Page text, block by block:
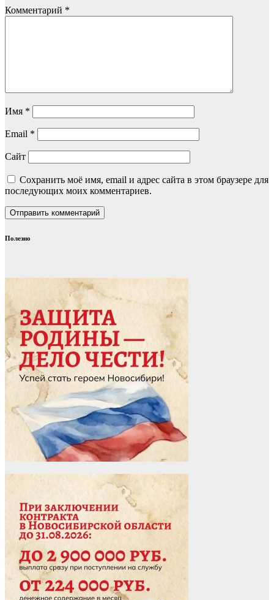
Комментарий *
Имя *
Email *
Сайт
Сохранить моё имя, email и адрес сайта в этом браузере для
последующих моих комментариев.
Полезно